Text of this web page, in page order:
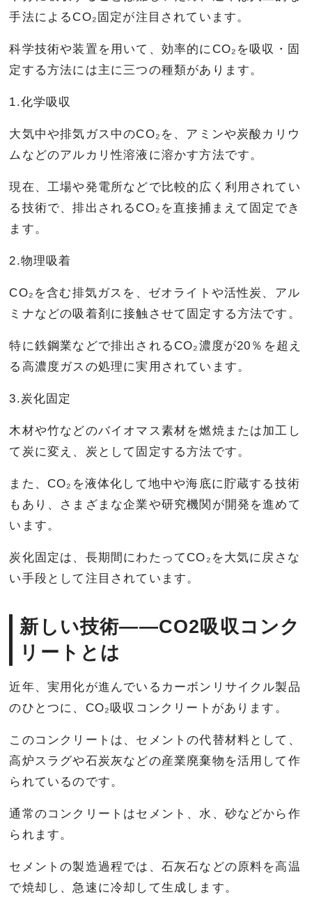
手法によるCO₂固定が注目されています。
科学技術や装置を用いて、効率的にCO₂を吸収・固
定する方法には主に三つの種類があります。
1.化学吸収
大気中や排気ガス中のCO₂を、アミンや炭酸カリウ
ムなどのアルカリ性溶液に溶かす方法です。
現在、工場や発電所などで比較的広く利用されてい
る技術で、排出されるCO₂を直接捕まえて固定でき
ます。
2.物理吸着
CO₂を含む排気ガスを、ゼオライトや活性炭、アル
ミナなどの吸着剤に接触させて固定する方法です。
特に鉄鋼業などで排出されるCO₂濃度が20％を超え
る高濃度ガスの処理に実用されています。
3.炭化固定
木材や竹などのバイオマス素材を燃焼または加工し
て炭に変え、炭として固定する方法です。
また、CO₂を液体化して地中や海底に貯蔵する技術
もあり、さまざまな企業や研究機関が開発を進めて
います。
炭化固定は、長期間にわたってCO₂を大気に戻さな
い手段として注目されています。
新しい技術――CO2吸収コンク
リートとは
近年、実用化が進んでいるカーボンリサイクル製品
のひとつに、CO₂吸収コンクリートがあります。
このコンクリートは、セメントの代替材料として、
高炉スラグや石炭灰などの産業廃棄物を活用して作
られているのです。
通常のコンクリートはセメント、水、砂などから作
られます。
セメントの製造過程では、石灰石などの原料を高温
で焼却し、急速に冷却して生成します。